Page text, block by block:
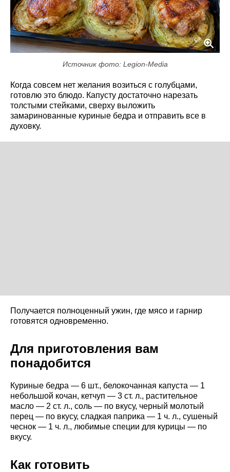
Источник фото: Legion-Media
Когда совсем нет желания возиться с голубцами,
готовлю это блюдо. Капусту достаточно нарезать
толстыми стейками, сверху выложить
замаринованные куриные бедра и отправить все в
духовку.
Получается полноценный ужин, где мясо и гарнир
готовятся одновременно.
Для приготовления вам
понадобится
Куриные бедра — 6 шт., белокочанная капуста — 1
небольшой кочан, кетчуп — 3 ст. л., растительное
масло — 2 ст. л., соль — по вкусу, черный молотый
перец — по вкусу, сладкая паприка — 1 ч. л., сушеный
чеснок — 1 ч. л., любимые специи для курицы — по
вкусу.
Как готовить